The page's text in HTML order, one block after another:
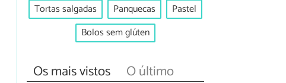
Tortas salgadas
Panquecas
Pastel
Bolos sem glúten
Os mais vistos O último